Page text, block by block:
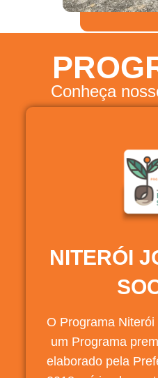
Conheça
NITERÓI
O Programa
um Programa
elaborado pela